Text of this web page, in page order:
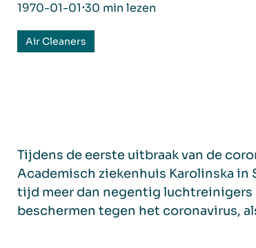
1970-01-01⋅30 min lezen
Air Cleaners
Tijdens de eerste uitbraak van de
Academisch ziekenhuis Karolinska
tijd meer dan negentig luchtreinigers
beschermen tegen het coronavirus,